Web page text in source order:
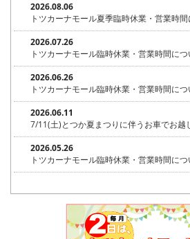
2026.08.06
トツカーナモール夏季臨時休業・営業時
2026.07.26
トツカーナモール臨時休業・営業時間につ
2026.06.26
トツカーナモール臨時休業・営業時間につ
2026.06.11
7/11(土)とつか夏まつりに伴うお車でお越
2026.05.26
トツカーナモール臨時休業・営業時間につ